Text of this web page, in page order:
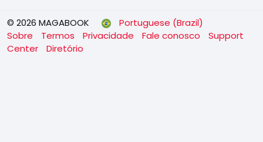
© 2026 MAGABOOK
Portuguese (Brazil)
Sobre
Termos Privacidade Fale conosco
Support
Center
Diretório